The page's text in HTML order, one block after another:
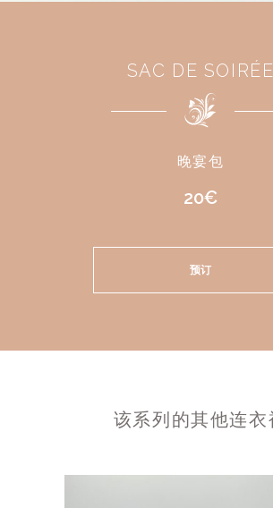
SAC DE SOIRÉE
晚宴包
20€
预订
该系列的其他连衣